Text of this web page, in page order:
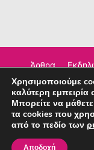
Άρθρα
Σχόλια
Χρησιμοποιούμε
καλύτερη
Μπορείτε να
τα cookies που
από το πεδίο των
Αποδοχή